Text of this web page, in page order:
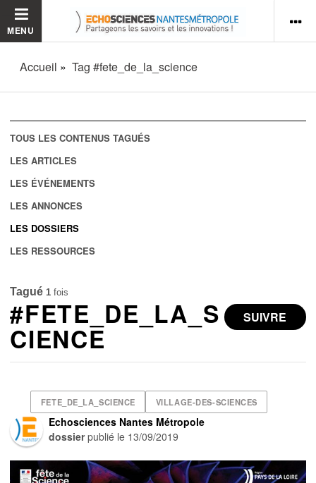
MENU
Accueil Tag #fete_de_la_science
TOUS LES CONTENUS TAGUÉS
LES ARTICLES
LES ÉVÉNEMENTS
LES ANNONCES
LES DOSSIERS
LES RESSOURCES
Tagué 1 fois
SUIVRE
#FETE_DE_LA_S
CIENCE
FETE_DE_LA_SCIENCE VILLAGE-DES-SCIENCES
Echosciences Nantes Métropole
dossierpublié le 13/09/2019